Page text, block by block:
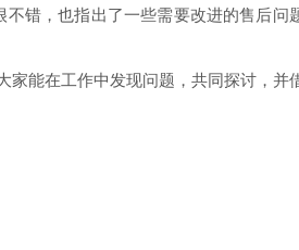
不错，也指出了一些需要改进的售后
家能在工作中发现问题，共同探讨，